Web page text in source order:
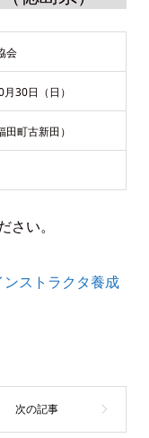
会
30日（日）
町古新田）
い。
ストラクタ養成